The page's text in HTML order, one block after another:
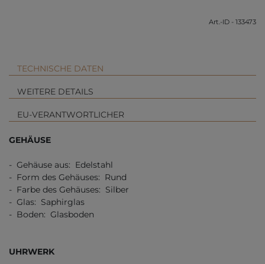
Art.-ID - 133473
TECHNISCHE DATEN
WEITERE DETAILS
EU-VERANTWORTLICHER
GEHÄUSE
- Gehäuse aus: Edelstahl
- Form des Gehäuses: Rund
- Farbe des Gehäuses: Silber
- Glas: Saphirglas
- Boden: Glasboden
UHRWERK